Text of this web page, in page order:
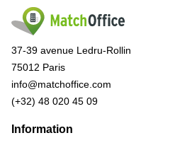
37-39 avenue Ledru-Rollin
75012 Paris
info@matchoffice.com
(+32) 48 020 45 09
Information